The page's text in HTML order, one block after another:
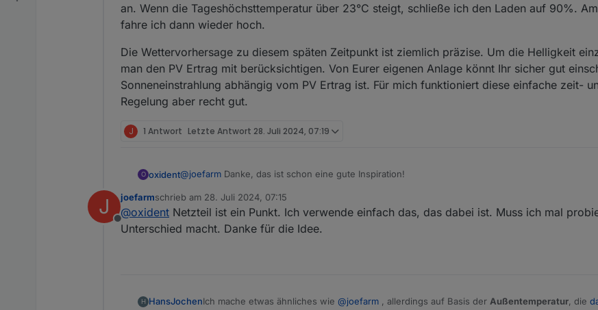
an. Wenn die Tageshöchsttemperatur über 23°C steigt, schließe ich den Laden auf 90%.
fahre ich dann wieder hoch.
Die Wettervorhersage zu diesem späten Zeitpunkt ist ziemlich präzise. Um die Helligkeit
man den PV Ertrag mit berücksichtigen. Von Eurer eigenen Anlage könnt Ihr sicher gut
Sonneneinstrahlung abhängig vom PV Ertrag ist. Für mich funktioniert diese einfache zeit-
Regelung aber recht gut.
J 1 Antwort Letzte Antwort 28. Juli 2024, 07:19
O oxident@joefarm Danke, das ist schon eine gute Inspiration!
Hast Du mal geschaut, ob das Netzteil eventuell die Ursache sein könnte? Ich nutze eine PoE-
und es läuft extrem stabil!
Ansonsten könnte es ja nur ein Defekt sein ... so viel macht der KLF ja nicht :-(
J
Offline
joefarmschrieb am 28. Juli 2024, 07:15
zuletzt editiert von
@oxident Netzteil ist ein Punkt. Ich verwende einfach das, das dabei ist. Muss ich mal
Unterschied macht. Danke für die Idee.
H HansJochenIch mache etwas ähnliches wie @joefarm , allerdings auf Basis der Außentemperatur , die